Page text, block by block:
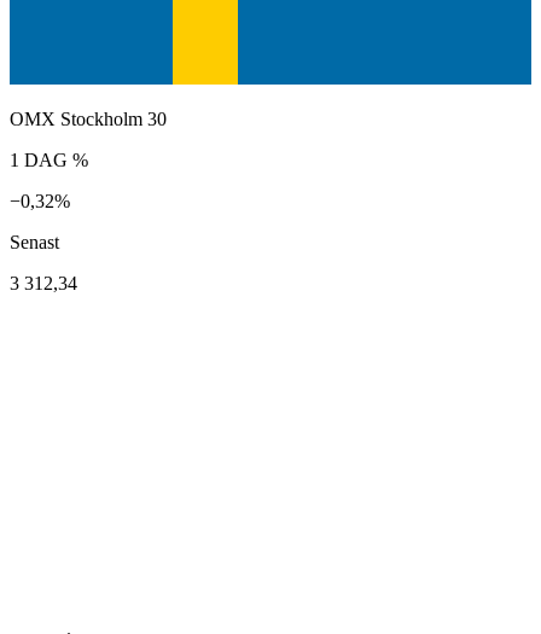
OMX Stockholm 30
1 DAG %
−0,32%
Senast
3 312,34